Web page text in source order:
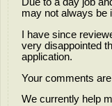
may not always be
I have since
very disappointed
application.
Your comments
We currently help